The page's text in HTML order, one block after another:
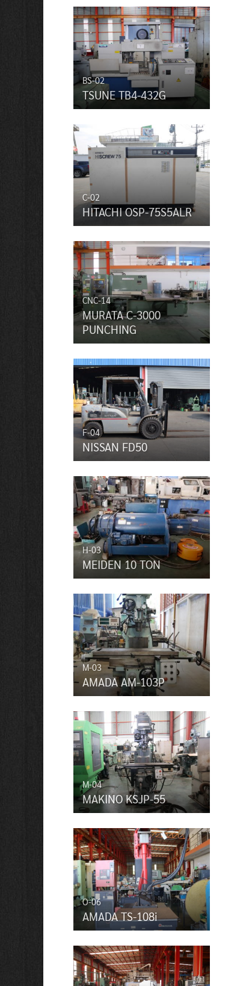
BS-02
TSUNE TB4-432G
C-02
HITACHI OSP-75S5ALR
CNC-14
MURATA C-3000
PUNCHING
F-04
NISSAN FD50
H-03
MEIDEN 10 TON
M-03
AMADA AM-103P
M-04
MAKINO KSJP-55
O-06
AMADA TS-108i